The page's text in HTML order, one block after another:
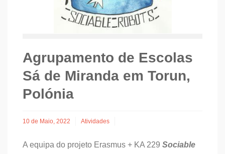
Agrupamento de Escolas
Sá de Miranda em Torun,
Polónia
10 de Maio, 2022 Atividades
A equipa do projeto Erasmus + KA 229 Sociable